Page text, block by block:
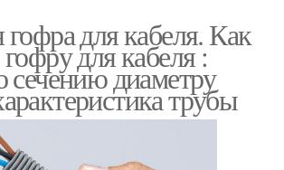
для кабеля. Как
для кабеля :
сечению диаметру
трубы